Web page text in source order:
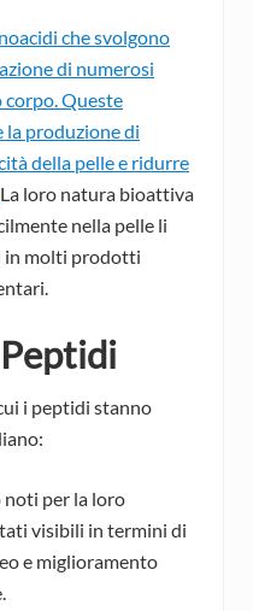
che svolgono
di numerosi
corpo. Queste
la produzione di
della pelle e ridurre
La loro natura bioattiva
nella pelle li
in molti prodotti
i peptidi stanno
per la loro
visibili in termini di
e miglioramento